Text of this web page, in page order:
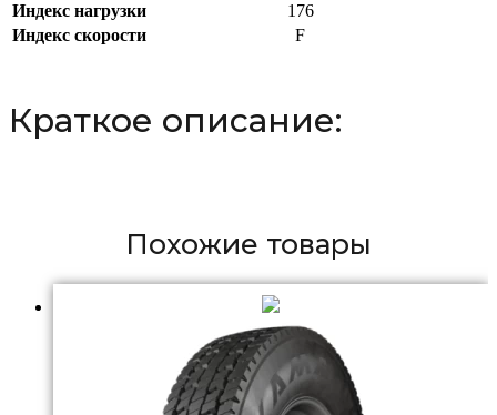
Индекс нагрузки
176
Индекс скорости
F
Краткое описание:
Похожие товары